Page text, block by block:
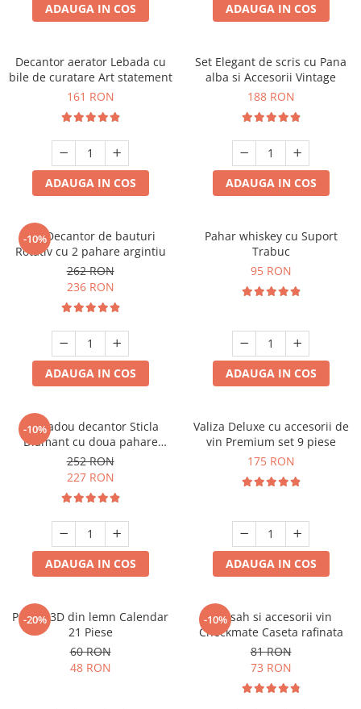
ADAUGA IN COS ADAUGA IN COS
Decantor aerator Lebada cu
bile de curatare Art statement
161 RON
ADAUGA IN COS
Set Elegant de scris cu Pana
alba si Accesorii Vintage
188 RON
ADAUGA IN COS
-10%
Set Decantor de bauturi
Rotativ cu 2 pahare argintiu
262 RON
236 RON
ADAUGA IN COS
Pahar whiskey cu Suport
Trabuc
95 RON
ADAUGA IN COS
-10%
Set cadou decantor Sticla
Diamant cu doua pahare
Deluxe
252 RON
227 RON
ADAUGA IN COS
Valiza Deluxe cu accesorii de
vin Premium set 9 piese
175 RON
ADAUGA IN COS
-20%
Puzzle 3D din lemn Calendar
21 Piese
60 RON
48 RON
-10%
Set sah si accesorii vin
Checkmate Caseta rafinata
81 RON
73 RON